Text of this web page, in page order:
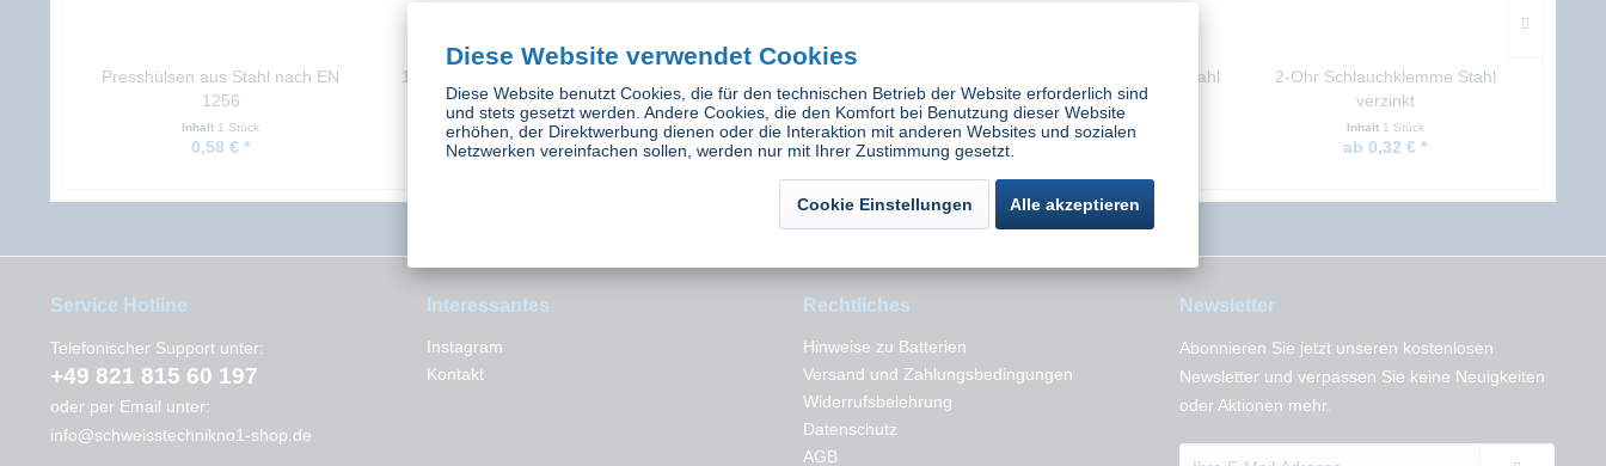
Presshülsen aus Stahl nach EN
1256
Inhalt 1 Stück
0,58 € *
1-Ohr Schlauchklemme Stahl
verzinkt
Inhalt10 Stück
ab 25,41 € *
Schlauchklemmen Stahl verzinkt
Inhalt1 Stück
179,10 € *
2-Ohr Schlauchklemme Edelstahl
Inhalt10 Stück
2-Ohr Schlauchklemme Stahl
verzinkt
Inhalt 1 Stück
ab 0,32 € *
Service Hotline
Telefonischer Support unter:
+49 821 815 60 197
oder per Email unter:
info@schweisstechnikno1-shop.de
Interessantes
Instagram
Kontakt
Rechtliches
Hinweise zu Batterien
Versand und Zahlungsbedingungen
Widerrufsbelehrung
Datenschutz
AGB
Newsletter
Abonnieren Sie jetzt unseren kostenlosen
Newsletter und verpassen Sie keine Neuigkeiten
oder Aktionen mehr.
Diese Website verwendet Cookies
Diese Website benutzt Cookies, die für den technischen Betrieb der Website erforderlich sind
und stets gesetzt werden. Andere Cookies, die den Komfort bei Benutzung dieser Website
erhöhen, der Direktwerbung dienen oder die Interaktion mit anderen Websites und sozialen
Netzwerken vereinfachen sollen, werden nur mit Ihrer Zustimmung gesetzt.
Cookie Einstellungen Alle akzeptieren